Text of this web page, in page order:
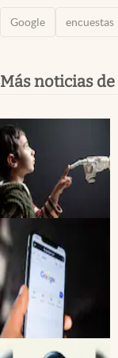
Google encuestas
Más noticias de